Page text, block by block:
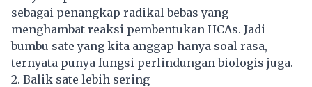
sebagai penangkap radikal bebas yang
menghambat reaksi pembentukan HCAs. Jadi
bumbu sate yang kita anggap hanya soal rasa,
ternyata punya fungsi perlindungan biologis juga.
2. Balik sate lebih sering